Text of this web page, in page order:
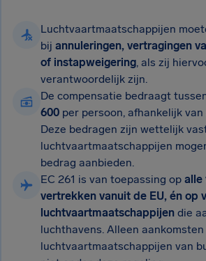
Luchtvaartmaatschappijen
bij annuleringen, vertragingen
of instapweigering, als zij
verantwoordelijk zijn.
De compensatie bedraagt
600 per persoon, afhankelijk
Deze bedragen zijn wettelijk
luchtvaartmaatschappijen
bedrag aanbieden.
EC 261 is van toepassing op alle
vertrekken vanuit de EU, én op
luchtvaartmaatschappijen die
luchthavens. Alleen
luchtvaartmaatschappijen van